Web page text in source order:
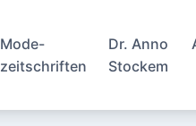
Mode-
zeitschriften
Dr. Anno
Stockem